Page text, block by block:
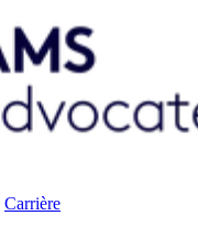
Carrière